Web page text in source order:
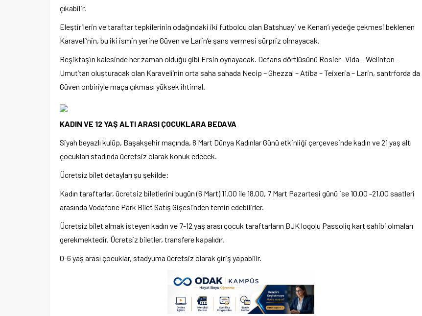
çıkabilir.
Eleştirilerin ve taraftar tepkilerinin odağındaki iki futbolcu olan Batshuayi ve Kenan’ı yedeğe çekmesi beklenen
Karaveli’nin, bu iki ismin yerine Güven ve Larin’e şans vermesi sürpriz olmayacak.
Beşiktaş’ın kalesinde her zaman olduğu gibi Ersin oynayacak. Defans dörtlüsünü Rosier- Vida – Welinton –
Umut’tan oluşturacak olan Karaveli’nin orta saha sahada Necip – Ghezzal – Atiba – Teixeria – Larin, santrforda da
Güven onbiriyle maça çıkması yüksek ihtimal.
KADIN VE 12 YAŞ ALTI ARASI ÇOCUKLARA BEDAVA
Siyah beyazlı kulüp, Başakşehir maçında, 8 Mart Dünya Kadınlar Günü etkinliği çerçevesinde kadın ve 21 yaş altı
çocukları stadında ücretsiz olarak konuk edecek.
Ücretsiz bilet detayları şu şekilde:
Kadın taraftarlar, ücretsiz biletlerini bugün (6 Mart) 11.00 ile 18.00, 7 Mart Pazartesi günü ise 10.00 -21.00 saatleri
arasında Vodafone Park Bilet Satış Gişesi’nden temin edebilirler.
Ücretsiz bilet almak isteyen kadın ve 7-12 yaş arası çocuk taraftarların BJK logolu Passolig kart sahibi olmaları
gerekmektedir. Ücretsiz biletler, transfere kapalıdır.
0-6 yaş arası çocuklar, stadyuma ücretsiz olarak giriş yapabilir.